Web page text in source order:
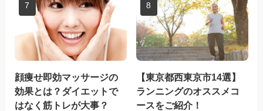
顔痩せ即効マッサージの
効果とは？ダイエットで
はなく筋トレが大事？
【東京都西東京市14選】
ランニングのオススメコ
ースをご紹介！